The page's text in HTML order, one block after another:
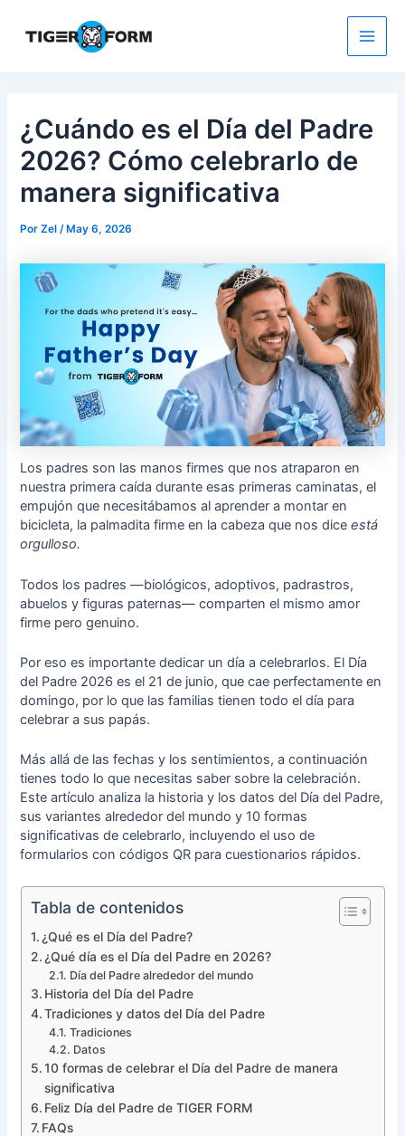
contenido
Main
¿Cuándo es el Día del Padre
2026? Cómo celebrarlo de
manera significativa
PorZel/ May 6, 2026
Los padres son las manos firmes que nos atraparon en
nuestra primera caída durante esas primeras caminatas, el
empujón que necesitábamos al aprender a montar en
bicicleta, la palmadita firme en la cabeza que nos diceestá
orgulloso.
Todos los padres —biológicos, adoptivos, padrastros,
abuelos y figuras paternas— comparten el mismo amor
firme pero genuino.
Por eso es importante dedicar un día a celebrarlos. El Día
del Padre 2026 es el 21 de junio, que cae perfectamente en
domingo, por lo que las familias tienen todo el día para
celebrar a sus papás.
Más allá de las fechas y los sentimientos, a continuación
tienes todo lo que necesitas saber sobre la celebración.
Este artículo analiza la historia y los datos del Día del Padre,
sus variantes alrededor del mundo y 10 formas
significativas de celebrarlo, incluyendo el uso de
formularios con códigos QR para cuestionarios rápidos.
Tabla de contenidos
¿Qué es el Día del Padre?
¿Qué día es el Día del Padre en 2026?
Día del Padre alrededor del mundo
Historia del Día del Padre
Tradiciones y datos del Día del Padre
Tradiciones
Datos
10 formas de celebrar el Día del Padre de manera
significativa
Feliz Día del Padre de TIGER FORM
FAQs